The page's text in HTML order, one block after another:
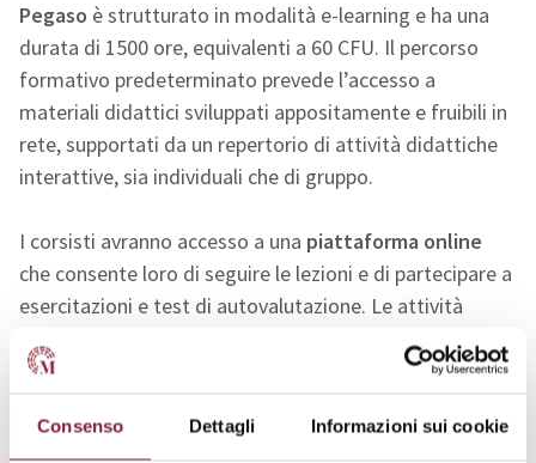
Consenso Dettagli Informazioni sui cookie
Pegaso è strutturato in modalità e-learning e ha una
durata di 1500 ore, equivalenti a 60 CFU. Il percorso
formativo predeterminato prevede l’accesso a
materiali didattici sviluppati appositamente e fruibili in
rete, supportati da un repertorio di attività didattiche
interattive, sia individuali che di gruppo.
I corsisti avranno accesso a una piattaforma online
che consente loro di seguire le lezioni e di partecipare a
esercitazioni e test di autovalutazione. Le attività
didattiche sono guidate da tutor ed esperti del settore,
che offrono supporto tecnologico e di contenuto.
Al termine del percorso, gli studenti dovranno superare